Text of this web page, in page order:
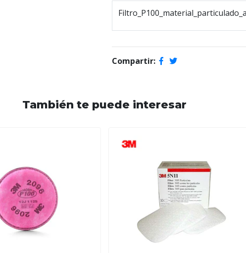
Compartir:
También te puede interesar